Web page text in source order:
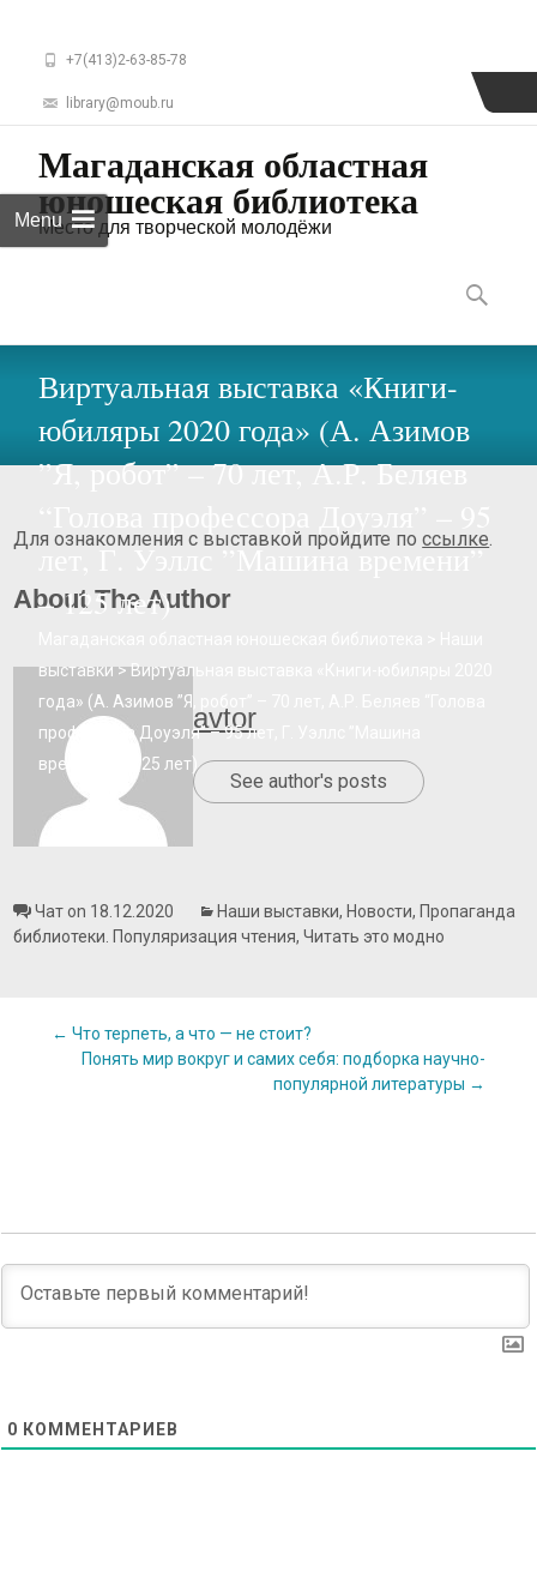
+7(413)2-63-85-78
library@moub.ru
Магаданская областная
юношеская библиотека
Место для творческой молодёжи
Menu
to
content
Найти:
Виртуальная выставка «Книги-
юбиляры 2020 года» (А. Азимов
”Я, робот” – 70 лет, А.Р. Беляев
лет, Г. Уэллс ”Машина времени”
– 125 лет)
выставки>Виртуальная выставка «Книги-юбиляры 2020
года» (А. Азимов ”Я, робот” – 70 лет, А.Р. Беляев “Голова
профессора Доуэля” – 95 лет, Г. Уэллс ”Машина
времени” – 125 лет)
Для ознакомления с выставкой пройдите поссылке.
About The Author
avtor
See author's posts
Чат on 18.12.2020 Наши выставки, Новости, Пропаганда
библиотеки. Популяризация чтения,Читать это модно
Post
← Что терпеть, а что — не стоит?
Понять мир вокруг и самих себя: подборка научно-
популярной литературы →
0 КОММЕНТАРИЕВ